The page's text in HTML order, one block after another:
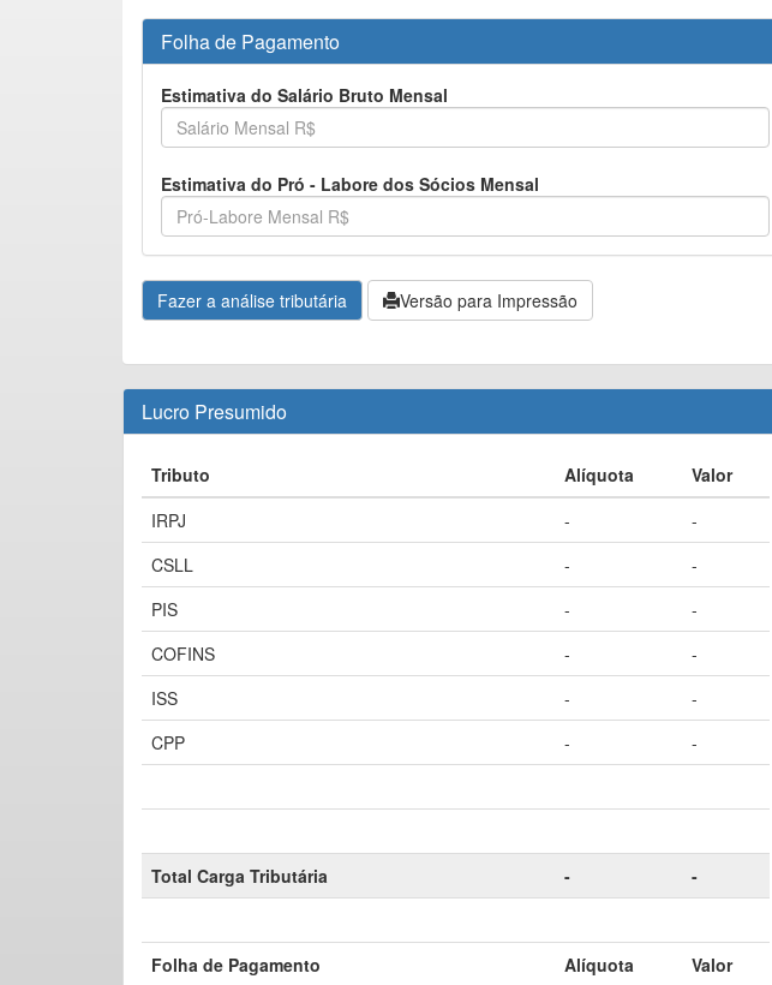
Folha de Pagamento
Estimativa do Salário Bruto Mensal
Estimativa do Pró - Labore dos Sócios Mensal
Versão para Impressão
Lucro Presumido
Tributo Alíquota
Valor
IRPJ
-
-
CSLL
-
-
PIS
-
-
COFINS
-
-
ISS
-
-
CPP
- -
Total Carga Tributária - -
Folha de Pagamento Alíquota
Valor